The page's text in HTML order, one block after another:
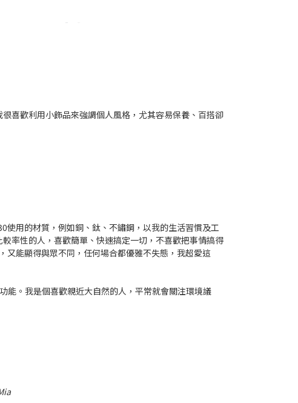
喜歡利用小飾品來強調個人風格，尤其容易保養、百搭卻
用的材質，例如銅、鈦、不鏽鋼，以我的生活習慣及工
率性的人，喜歡簡單、快速搞定一切，不喜歡把事情搞得
能顯得與眾不同，任何場合都優雅不失態，我超愛這
能。我是個喜歡親近大自然的人，平常就會關注環境議